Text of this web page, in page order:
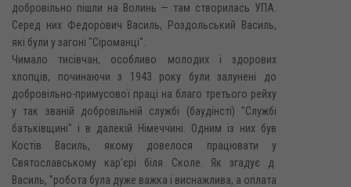
добровільно пішли на Волинь — там створилась УПА.
Серед них Федорович Василь, Роздольський Василь,
які були у загоні "Сіроманці".
Чимало тисівчан, особливо молодих і здорових
хлопців, починаючи з 1943 року були залунені до
добровільно-примусової праці на благо третього рейху
у так званій добровільній службі (баудінсті) "Службі
батьківщині" і в далекій Німеччині. Одним із них був
Костів Василь, якому довелося працювати у
Святославському кар'єрі біля Сколе. Як згадує д.
Василь, "робота була дуже важка і виснажлива, а оплата